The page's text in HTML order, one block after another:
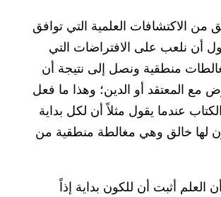
من الاكتشافات العلمية التي توافق
أن نلعب على الافتراضات التي
منطقية ونصل إلى نتيجة أن
مع المعتقد أو الدين؛ وهذا ما فعل
عندما يقول مثلاً أن لكل بداية
لها خالق وهي مغالطة منطقية من
العلم أثبت أن للكون بداية إذاً